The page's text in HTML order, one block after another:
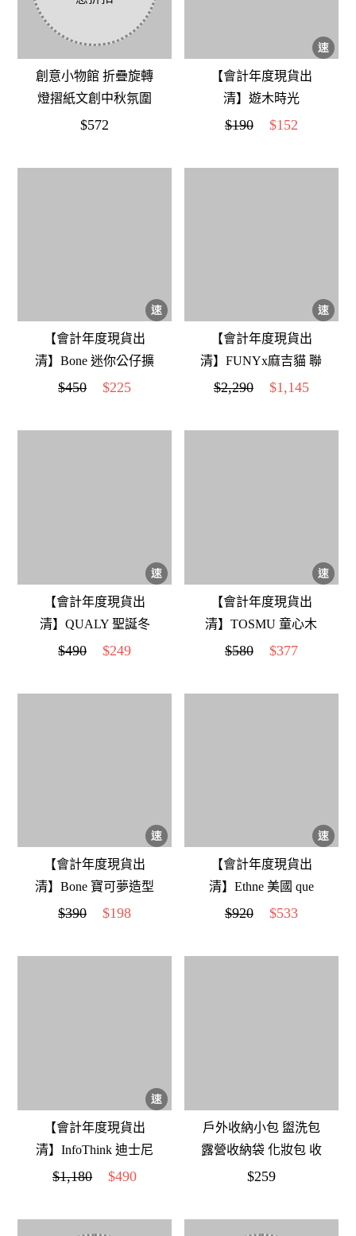
創意小物館 折疊旋轉
燈摺紙文創中秋氛圍
小夜燈手提燈籠新年
$572
【會計年度現貨出
清】遊木時光
woodtime 【HOLD運
收納 / 辦公小物
$190 $152
【會計年度現貨出
清】Bone 迷你公仔擴
香台｜陪你生活的香
$450 $225
【會計年度現貨出
清】FUNYx麻吉貓 聯
名童趣數位相機【升
(粉色)
$2,290 $1,145
【會計年度現貨出
清】QUALY 聖誕冬
季願望磁鐵
$490 $249
【會計年度現貨出
清】TOSMU 童心木
小物收納盤 山溫暖
$580 $377
【會計年度現貨出
清】Bone 寶可夢造型
製冰盒(卡比獸)
$390 $198
【會計年度現貨出
清】Ethne 美國 que
bottle 環保伸縮水瓶
$920 $533
【會計年度現貨出
清】InfoThink 迪士尼
玩具總動員感應式泡
$1,180 $490
戶外收納小包 盥洗包
露營收納袋 化妝包 收
納包 戰術收納袋 雜物
$259